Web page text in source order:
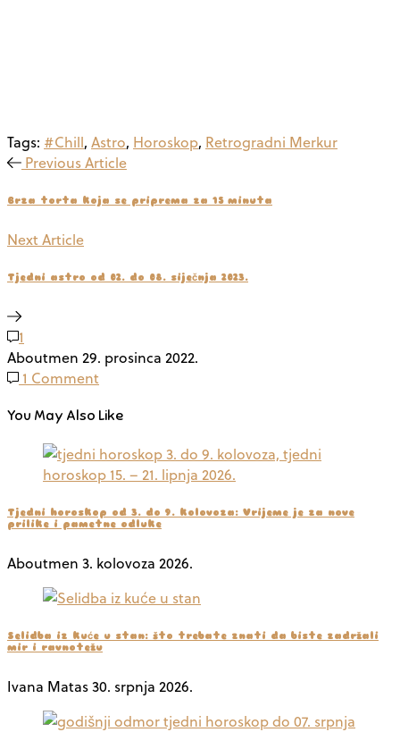
Tags: #Chill, Astro, Horoskop, Retrogradni Merkur
Previous Article
Brza torta koja se priprema za 15 minuta
Next Article
Tjedni astro od 02. do 08. siječnja 2023.
1
Aboutmen 29. prosinca 2022.
1 Comment
You May Also Like
Tjedni horoskop od 3. do 9. kolovoza: Vrijeme je za nove
prilike i pametne odluke
Aboutmen 3. kolovoza 2026.
Selidba iz kuće u stan: što trebate znati da biste zadržali
mir i ravnotežu
Ivana Matas30. srpnja 2026.